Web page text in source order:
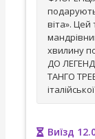
віта».
хвилину
ДО
ТАНГО
Виїзд